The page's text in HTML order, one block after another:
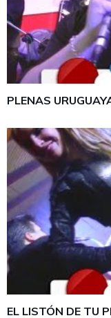
PLENAS
EL LISTÓN DE TU